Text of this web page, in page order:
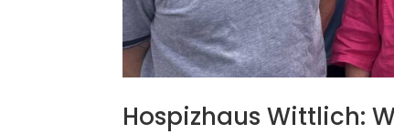
Hospizhaus Wittlich: